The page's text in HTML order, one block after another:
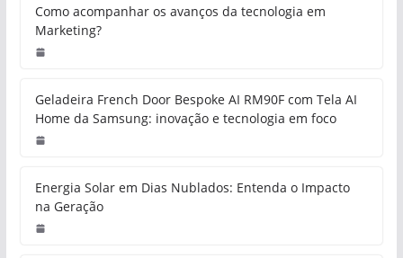
Como acompanhar os avanços da tecnologia em
Marketing?
Geladeira French Door Bespoke AI RM90F com Tela AI
Home da Samsung: inovação e tecnologia em foco
Energia Solar em Dias Nublados: Entenda o Impacto
na Geração